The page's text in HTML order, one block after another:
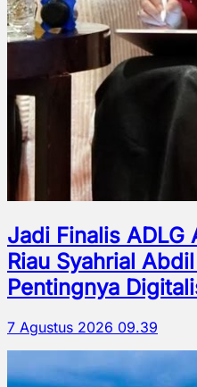
Jadi Finalis ADLG
Riau Syahrial
Pentingnya
7 Agustus 2026 09.39